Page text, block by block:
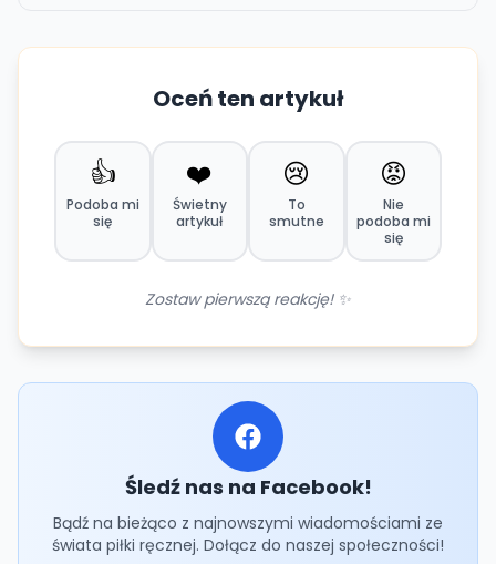
Oceń ten artykuł
👍
Podoba mi
się
❤️
Świetny
artykuł
😢
To
smutne
😡
Nie
podoba mi
się
Zostaw pierwszą reakcję! ✨
Śledź nas na Facebook!
Bądź na bieżąco z najnowszymi wiadomościami ze
świata piłki ręcznej. Dołącz do naszej społeczności!